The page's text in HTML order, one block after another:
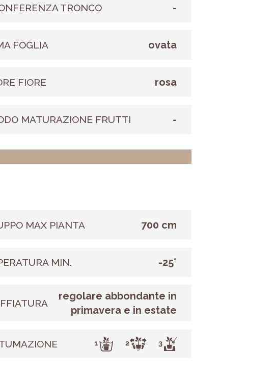
TRONCO -
FOGLIA ovata
FIORE rosa
MATURAZIONE FRUTTI -
MAX PIANTA 700 cm
MIN. -25°
regolare abbondante in
primavera e in estate